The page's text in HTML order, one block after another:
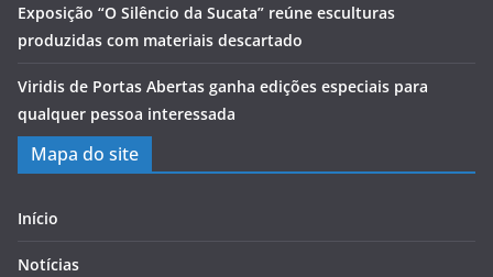
Exposição “O Silêncio da Sucata” reúne esculturas
produzidas com materiais descartado
Viridis de Portas Abertas ganha edições especiais para
qualquer pessoa interessada
Mapa do site
Início
Notícias